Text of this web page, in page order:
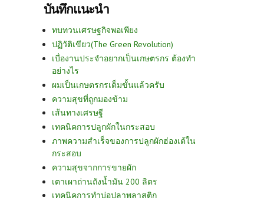
บันทึกแนะนำ
ทบทวนเศรษฐกิจพอเพียง
ปฏิวัติเขียว(The Green Revolution)
เบื่องานประจำอยากเป็นเกษตรกร ต้องทำ
อย่างไร
ผมเป็นเกษตรกรเต็มขั้นแล้วครับ
ความสุขที่ถูกมองข้าม
เส้นทางเศรษฐี
เทคนิคการปลูกผักในกระสอบ
ภาพความสำเร็จของการปลูกผักฮ่องเต้ใน
กระสอบ
ความสุขจากการขายผัก
เตาเผาถ่านถังน้ำมัน 200 ลิตร
เทคนิคการทำบ่อปลาพลาสติก